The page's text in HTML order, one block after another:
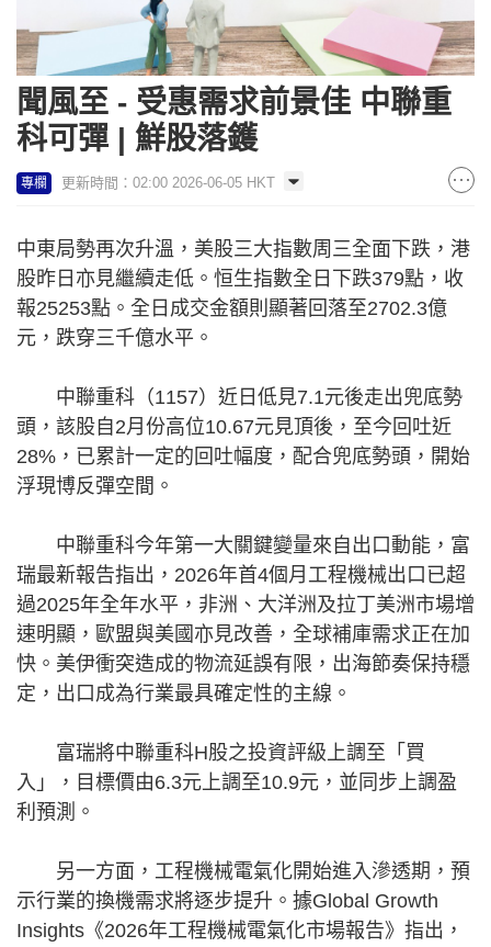
聞風至 - 受惠需求前景佳 中聯重
科可彈 | 鮮股落鑊
專欄 更新時間：02:00 2026-06-05 HKT
中東局勢再次升溫，美股三大指數周三全面下跌，港
股昨日亦見繼續走低。恒生指數全日下跌379點，收
報25253點。全日成交金額則顯著回落至2702.3億
元，跌穿三千億水平。
中聯重科（1157）近日低見7.1元後走出兜底勢
頭，該股自2月份高位10.67元見頂後，至今回吐近
28%，已累計一定的回吐幅度，配合兜底勢頭，開始
浮現博反彈空間。
中聯重科今年第一大關鍵變量來自出口動能，富
瑞最新報告指出，2026年首4個月工程機械出口已超
過2025年全年水平，非洲、大洋洲及拉丁美洲市場增
速明顯，歐盟與美國亦見改善，全球補庫需求正在加
快。美伊衝突造成的物流延誤有限，出海節奏保持穩
定，出口成為行業最具確定性的主線。
富瑞將中聯重科H股之投資評級上調至「買
入」，目標價由6.3元上調至10.9元，並同步上調盈
利預測。
另一方面，工程機械電氣化開始進入滲透期，預
示行業的換機需求將逐步提升。據Global Growth
Insights《2026年工程機械電氣化市場報告》指出，